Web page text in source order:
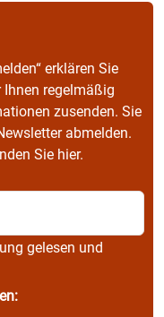
erklären Sie
regelmäßig
zusenden. Sie
abmelden.
Sie hier.
gelesen und